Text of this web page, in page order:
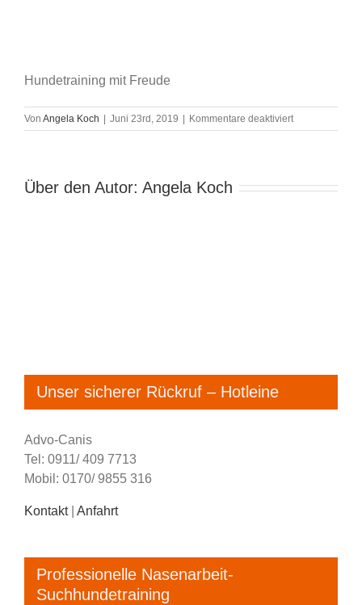
Hundetraining mit Freude
Von Angela Koch Juni 23rd, 2019 Kommentare deaktiviertfür
Hundefreude
Über den Autor: Angela Koch
Unser sicherer Rückruf – Hotleine
Advo-Canis
Tel: 0911/ 409 7713
Mobil: 0170/ 9855 316
Kontakt| Anfahrt
Professionelle Nasenarbeit-
Suchhundetraining